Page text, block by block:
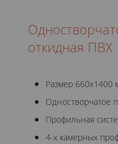
откидная ПВХ
Размер 660x1400
Одностворчатое
Профильная
4-х камерных